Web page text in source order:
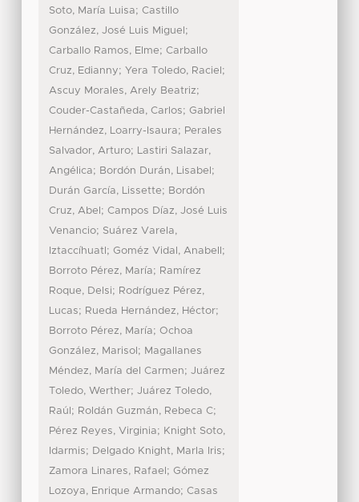
Soto, María Luisa; Castillo
González, José Luis Miguel ;
Carballo Ramos, Elme; Carballo
Cruz, Edianny; Yera Toledo, Raciel ;
Ascuy Morales, Arely Beatriz;
Couder-Castañeda, Carlos; Gabriel
Hernández, Loarry-Isaura; Perales
Salvador, Arturo; Lastiri Salazar,
Angélica; Bordón Durán, Lisabel ;
Durán García, Lissette; Bordón
Cruz, Abel ; Campos Díaz, José Luis
Venancio; Suárez Varela,
Iztaccíhuatl ; Goméz Vidal, Anabell ;
Borroto Pérez, María; Ramírez
Roque, Delsi; Rodríguez Pérez,
Lucas; Rueda Hernández, Héctor;
Borroto Pérez, María; Ochoa
González, Marisol ; Magallanes
Méndez, María del Carmen; Juárez
Toledo, Werther; Juárez Toledo,
Raúl ; Roldán Guzmán, Rebeca C;
Pérez Reyes, Virginia; Knight Soto,
Idarmis; Delgado Knight, Marla Iris;
Zamora Linares, Rafael ; Gómez
Lozoya, Enrique Armando; Casas